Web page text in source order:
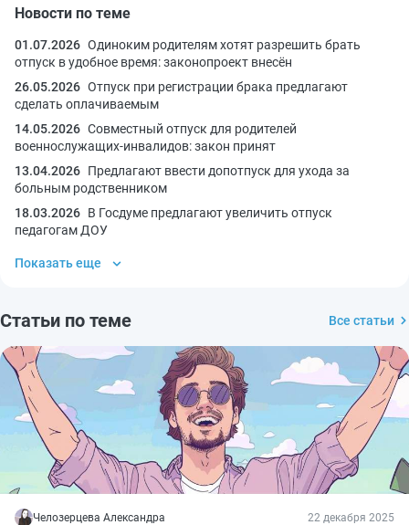
Новости по теме
01.07.2026 Одиноким родителям хотят разрешить брать
отпуск в удобное время: законопроект внесён
26.05.2026 Отпуск при регистрации брака предлагают
сделать оплачиваемым
14.05.2026 Совместный отпуск для родителей
военнослужащих‑инвалидов: закон принят
13.04.2026 Предлагают ввести допотпуск для ухода за
больным родственником
18.03.2026 В Госдуме предлагают увеличить отпуск
педагогам ДОУ
Показать еще
Статьи по теме Все статьи
Челозерцева Александра 22 декабря 2025